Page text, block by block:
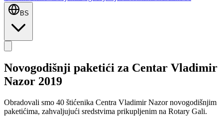
BS
Novogodišnji paketići za Centar Vladimir
Nazor 2019
Obradovali smo 40 štićenika Centra Vladimir Nazor novogodišnjim
paketićima, zahvaljujući sredstvima prikupljenim na Rotary Gali.